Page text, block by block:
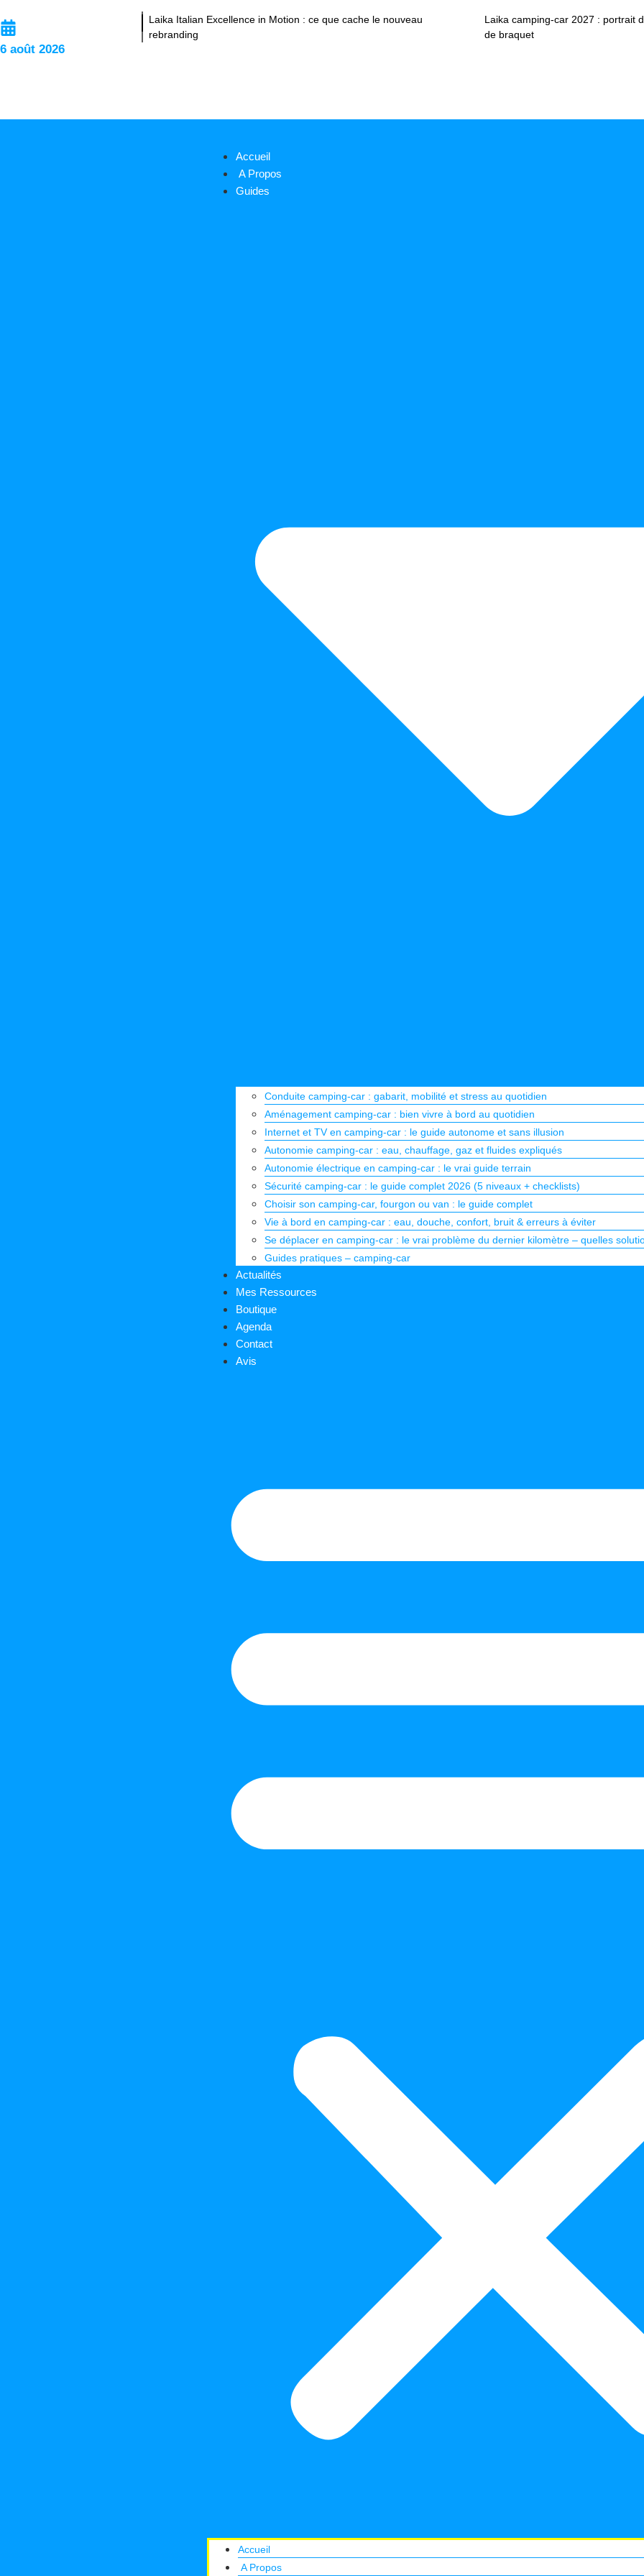
6 août 2026
Laika Italian Excellence in Motion : ce que cache le nouveau
rebranding
Laika camping-car 2027 : portrait
de braquet
Accueil
A Propos
Guides
Conduite camping-car : gabarit, mobilité et stress au quotidien
Aménagement camping-car : bien vivre à bord au quotidien
Internet et TV en camping-car : le guide autonome et sans illusion
Autonomie camping-car : eau, chauffage, gaz et fluides expliqués
Autonomie électrique en camping-car : le vrai guide terrain
Sécurité camping-car : le guide complet 2026 (5 niveaux + checklists)
Choisir son camping-car, fourgon ou van : le guide complet
Vie à bord en camping-car : eau, douche, confort, bruit & erreurs à éviter
Se déplacer en camping-car : le vrai problème du dernier kilomètre – quelles
Guides pratiques – camping-car
Actualités
Mes Ressources
Boutique
Agenda
Contact
Avis
Accueil
A Propos